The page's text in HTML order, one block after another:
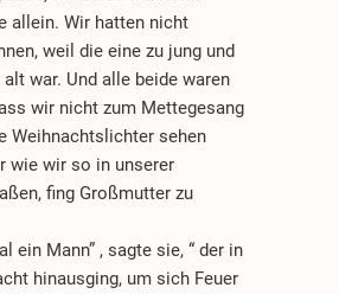
allein. Wir hatten nicht
weil die eine zu jung und
alt war. Und alle beide waren
wir nicht zum Mettegesang
Weihnachtslichter sehen
wie wir so in unserer
fing Großmutter zu
ein Mann” , sagte sie, “ der in
hinausging, um sich Feuer